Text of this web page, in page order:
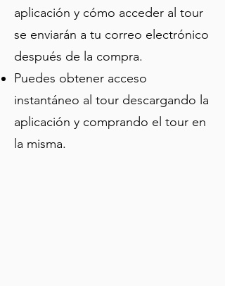
pausas cuando desees para absorber
la atmósfera, tomar una bebida en un
pub embrujado o profundizar en la
historia. Perfecto para viajeros
independientes, parejas y pequeños
grupos que buscan una experiencia
flexible y personalizada.
aplicación y cómo acceder al tour
se enviarán a tu correo electrónico
después de la compra.
Puedes obtener acceso
instantáneo al tour descargando la
aplicación y comprando el tour en
la misma.